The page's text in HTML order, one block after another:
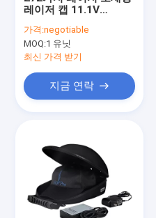
레이저 캡 11.1V
실량 처리
가격:negotiable
MOQ:1 유닛
최신 가격 받기
지금 연락